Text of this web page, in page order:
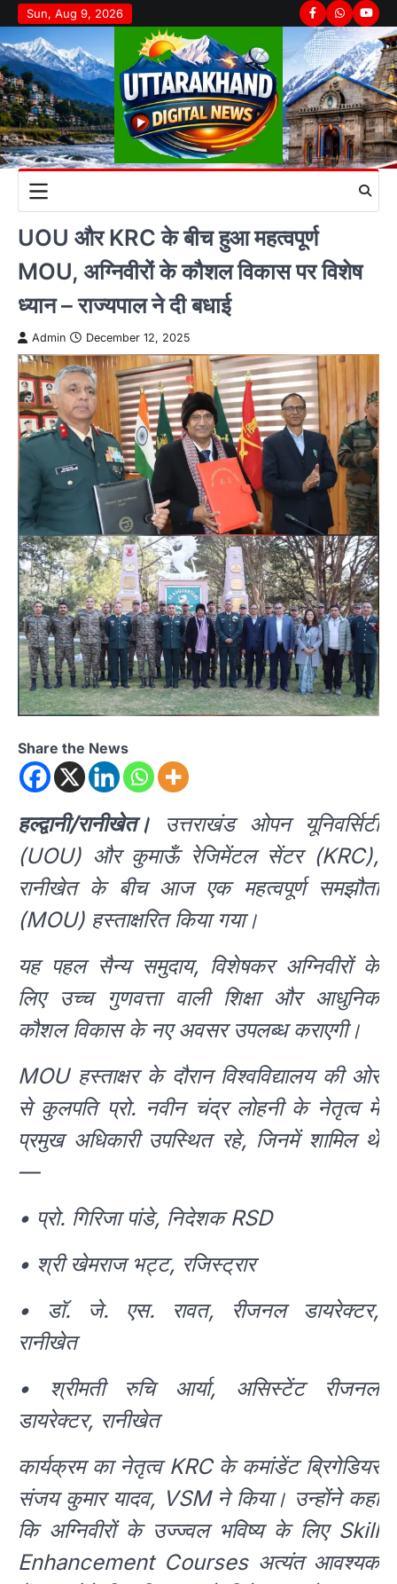
Skip
to
content
Sun, Aug 9, 2026 Facebook
Whatsapp
UOU और KRC के बीच हुआ महत्वपूर्ण
MOU, अग्निवीरों के कौशल विकास पर विशेष
ध्यान – राज्यपाल ने दी बधाई
Admin December 12, 2025
Share the News
हल्द्वानी/रानीखेत। उत्तराखंड ओपन यूनिवर्सिटी
(UOU) और कुमाऊँ रेजिमेंटल सेंटर (KRC),
रानीखेत के बीच आज एक महत्वपूर्ण समझौता
(MOU) हस्ताक्षरित किया गया।
यह पहल सैन्य समुदाय, विशेषकर अग्निवीरों के
लिए उच्च गुणवत्ता वाली शिक्षा और आधुनिक
कौशल विकास के नए अवसर उपलब्ध कराएगी।
MOU हस्ताक्षर के दौरान विश्वविद्यालय की ओर
से कुलपति प्रो. नवीन चंद्र लोहनी के नेतृत्व में
प्रमुख अधिकारी उपस्थित रहे, जिनमें शामिल थे
—
• प्रो. गिरिजा पांडे, निदेशक RSD
• श्री खेमराज भट्ट, रजिस्ट्रार
• डाॅ. जे. एस. रावत, रीजनल डायरेक्टर,
रानीखेत
• श्रीमती रुचि आर्या, असिस्टेंट रीजनल
डायरेक्टर, रानीखेत
कार्यक्रम का नेतृत्व KRC के कमांडेंट ब्रिगेडियर
संजय कुमार यादव, VSM ने किया। उन्होंने कहा
कि अग्निवीरों के उज्ज्वल भविष्य के लिए Skill
Enhancement Courses अत्यंत आवश्यक